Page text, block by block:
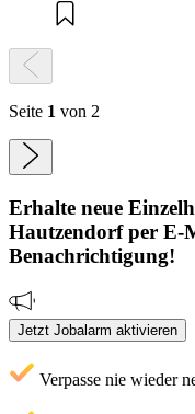
Seite 1 von 2
Erhalte neue
Hautzendorfper E-
Benachrichtigung!
Jetzt Jobalarm aktivieren
Verpasse nie wieder